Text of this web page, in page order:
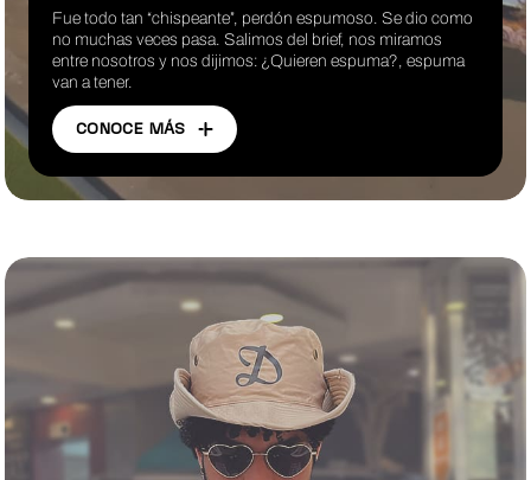
Fue todo tan “chispeante”, perdón espumoso. Se dio como
no muchas veces pasa. Salimos del brief, nos miramos
entre nosotros y nos dijimos: ¿Quieren espuma?, espuma
van a tener.
CONOCE MÁS